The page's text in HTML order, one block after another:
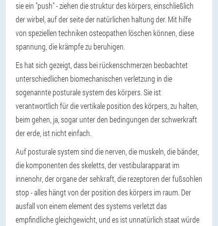
sie ein "push" - ziehen die struktur des körpers, einschließlich
der wirbel, auf der seite der natürlichen haltung der. Mit hilfe
von speziellen techniken osteopathen löschen können, diese
spannung, die krämpfe zu beruhigen.
Es hat sich gezeigt, dass bei rückenschmerzen beobachtet
unterschiedlichen biomechanischen verletzung in die
sogenannteposturale system des körpers. Sie ist
verantwortlich für die vertikale position des körpers, zu halten,
beim gehen, ja, sogar unter den bedingungen der schwerkraft
der erde, ist nicht einfach.
Auf posturale system sind die nerven, die muskeln, die bänder,
die komponenten des skeletts, der vestibularapparat im
innenohr, der organe der sehkraft, die rezeptoren der fußsohlen
stop - alles hängt von der position des körpers im raum. Der
ausfall von einem element des systems verletzt das
empfindliche gleichgewicht, und es ist unnatürlich staat würde